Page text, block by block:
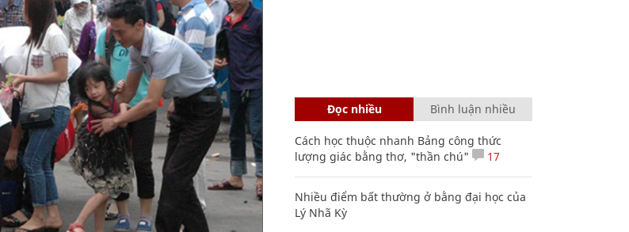
Đọc nhiều Bình luận nhiều
Cách học thuộc nhanh Bảng công thức
lượng giác bằng thơ, "thần chú"
17
Nhiều điểm bất thường ở bằng đại học của
Lý Nhã Kỳ